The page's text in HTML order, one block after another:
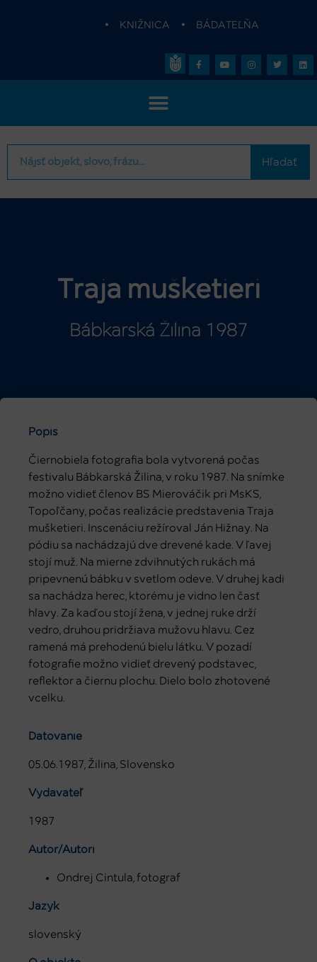
• KNIŽNICA • BÁDATEĽŇA
Hľadať
Traja mušketieri
Bábkarská Žilina 1987
Popis
Čiernobiela fotografia bola vytvorená počas
festivalu Bábkarská Žilina, v roku 1987. Na snímke
možno vidieť členov BS Mierováčik pri MsKS,
Topoľčany, počas realizácie predstavenia Traja
mušketieri. Inscenáciu režíroval Ján Hižnay. Na
pódiu sa nachádzajú dve drevené kade. V ľavej
stojí muž. Na mierne zdvihnutých rukách má
pripevnenú bábku v svetlom odeve. V druhej kadi
sa nachádza herec, ktorému je vidno len časť
hlavy. Za kaďou stojí žena, v jednej ruke drží
vedro, druhou pridržiava mužovu hlavu. Cez
ramená má prehodenú bielu látku. V pozadí
fotografie možno vidieť drevený podstavec,
reflektor a čiernu plochu. Dielo bolo zhotovené
vcelku.
Datovanie
05.06.1987, Žilina, Slovensko
Vydavateľ
1987
Autor/Autori
Ondrej Cintula, fotograf
Jazyk
slovenský